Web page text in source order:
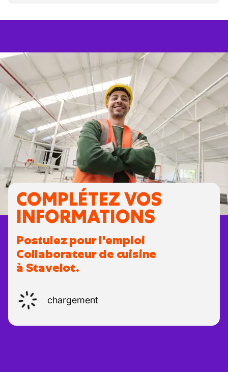
COMPLÉTEZ VOS
INFORMATIONS
Postulez pour l'emploi
Collaborateur de cuisine
à Stavelot.
chargement